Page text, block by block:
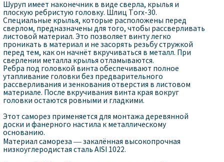
Шуруп имеет наконечник в виде сверла, крылья и
плоскую ребристую головку. Шлиц Torx-30.
Специальные крылья, которые расположены перед
сверлом, предназначены для того, чтобы рассверливать
листовой материал. Это позволяет винту легко
проникать в материал и не засорять резьбу стружкой
перед тем, как он начнёт вкручиваться в металл. При
сверлении металла крылья отламываются.
Ребра под головкой винта обеспечивают полное
утапливание головки без предварительного
рассверливания и зенкования отверстия в листовом
материале. После вкручивания винта края вокруг
головки остаются ровными и гладкими.
Этот саморез применяется для монтажа деревянной
доски и фанерного настила к металлическому
основанию.
Материал самореза — закалённая высокопрочная
низкоуглеродистая сталь AISI 1022.